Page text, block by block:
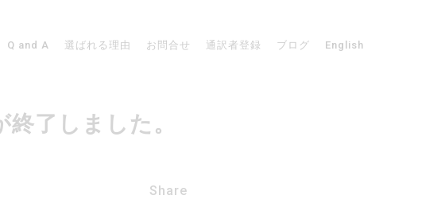
Q and A 選ばれる理由 お問合せ 通訳者登録 ブログ English
了しました。
Share